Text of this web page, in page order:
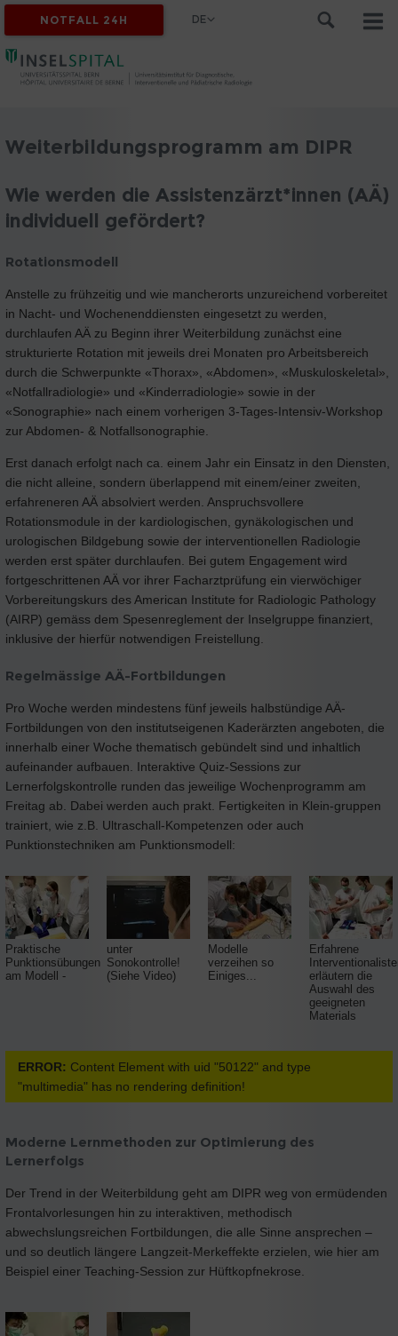
NOTFALL 24H DE
Weiterbildungsprogramm am DIPR
Wie werden die Assistenzärzt*innen (AÄ)
individuell gefördert?
Rotationsmodell
Anstelle zu frühzeitig und wie mancherorts unzureichend vorbereitet
in Nacht- und Wochenenddiensten eingesetzt zu werden,
durchlaufen AÄ zu Beginn ihrer Weiterbildung zunächst eine
strukturierte Rotation mit jeweils drei Monaten pro Arbeitsbereich
durch die Schwerpunkte «Thorax», «Abdomen», «Muskuloskeletal»,
«Notfallradiologie» und «Kinderradiologie» sowie in der
«Sonographie» nach einem vorherigen 3-Tages-Intensiv-Workshop
zur Abdomen- & Notfallsonographie.
Erst danach erfolgt nach ca. einem Jahr ein Einsatz in den Diensten,
die nicht alleine, sondern überlappend mit einem/einer zweiten,
erfahreneren AÄ absolviert werden. Anspruchsvollere
Rotationsmodule in der kardiologischen, gynäkologischen und
urologischen Bildgebung sowie der interventionellen Radiologie
werden erst später durchlaufen. Bei gutem Engagement wird
fortgeschrittenen AÄ vor ihrer Facharztprüfung ein vierwöchiger
Vorbereitungskurs des American Institute for Radiologic Pathology
(AIRP) gemäss dem Spesenreglement der Inselgruppe finanziert,
inklusive der hierfür notwendigen Freistellung.
Regelmässige AÄ-Fortbildungen
Pro Woche werden mindestens fünf jeweils halbstündige AÄ-
Fortbildungen von den institutseigenen Kaderärzten angeboten, die
innerhalb einer Woche thematisch gebündelt sind und inhaltlich
aufeinander aufbauen. Interaktive Quiz-Sessions zur
Lernerfolgskontrolle runden das jeweilige Wochenprogramm am
Freitag ab. Dabei werden auch prakt. Fertigkeiten in Klein-gruppen
trainiert, wie z.B. Ultraschall-Kompetenzen oder auch
Punktionstechniken am Punktionsmodell:
Praktische
Punktionsübungen
am Modell -
unter
Sonokontrolle!
(Siehe Video)
Modelle
verzeihen so
Einiges...
Erfahrene
erläutern die
Auswahl des
geeigneten
Materials
ERROR: Content Element with uid "50122" and type
"multimedia" has no rendering definition!
Moderne Lernmethoden zur Optimierung des
Lernerfolgs
Der Trend in der Weiterbildung geht am DIPR weg von ermüdenden
Frontalvorlesungen hin zu interaktiven, methodisch
abwechslungsreichen Fortbildungen, die alle Sinne ansprechen –
und so deutlich längere Langzeit-Merkeffekte erzielen, wie hier am
Beispiel einer Teaching-Session zur Hüftkopfnekrose.